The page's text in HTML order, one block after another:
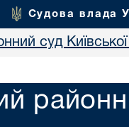
Судова влада
суд Київської